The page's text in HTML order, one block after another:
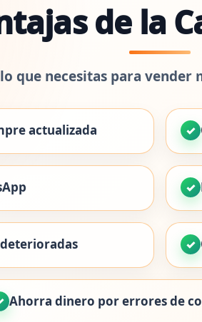
de la
que necesitas para vender
actualizada
Ahorra dinero por errores de